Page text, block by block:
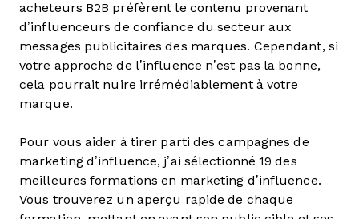
acheteurs B2B préfèrent le contenu provenant
d’influenceurs de confiance du secteur aux
messages publicitaires des marques. Cependant, si
votre approche de l’influence n’est pas la bonne,
cela pourrait nuire irrémédiablement à votre
marque.
Pour vous aider à tirer parti des campagnes de
marketing d’influence, j’ai sélectionné 19 des
meilleures formations en marketing d’influence.
Vous trouverez un aperçu rapide de chaque